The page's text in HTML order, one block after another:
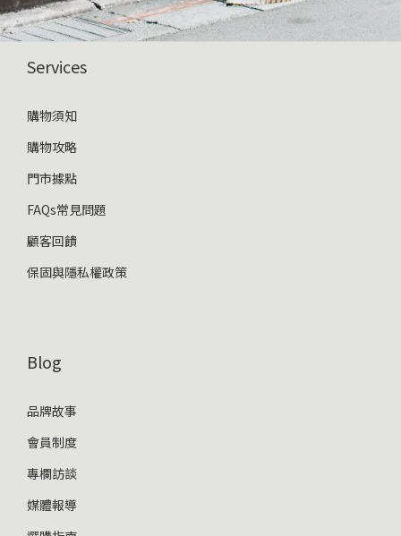
Services
購物須知
購物攻略
門市據點
FAQs常見問題
顧客回饋
保固與隱私權政策
Blog
品牌故事
會員制度
專欄訪談
媒體報導